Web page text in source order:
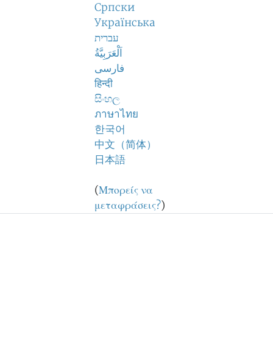
Српски
Українська
עברית
اَلْعَرَبِيَّةُ
فارسی
हिन्दी
සිංහල
ภาษาไทย
한국어
中文（简体）
日本語
(Μπορείς να
μεταφράσεις?)